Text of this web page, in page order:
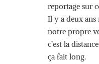
reportage sur
Il y a deux ans
notre propre
c’est la
ça fait long.